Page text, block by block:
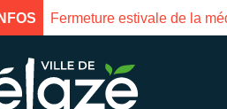
INFOSle 18 août à 16h